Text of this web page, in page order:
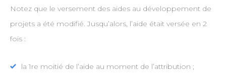
Notez que le versement des aides au développement de
projets a été modifié. Jusqu’alors, l’aide était versée en 2
fois :
la 1re moitié de l’aide au moment de l’attribution ;